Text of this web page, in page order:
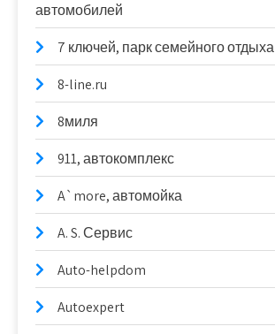
автомобилей
7 ключей, парк семейного отдыха
8-line.ru
8миля
911, автокомплекс
A`more, автомойка
A. S. Сервис
Auto-helpdom
Autoexpert